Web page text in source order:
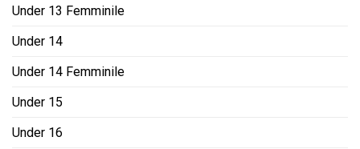
Under 13 Femminile
Under 14
Under 14 Femminile
Under 15
Under 16